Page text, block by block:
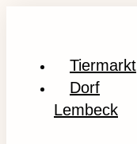
Tiermarkt
Dorf
Lembeck